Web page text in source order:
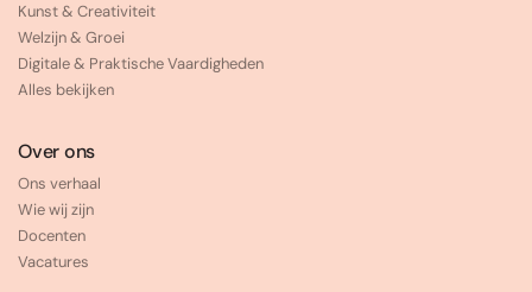
Kunst & Creativiteit
Welzijn & Groei
Digitale & Praktische Vaardigheden
Alles bekijken
Over ons
Ons verhaal
Wie wij zijn
Docenten
Vacatures